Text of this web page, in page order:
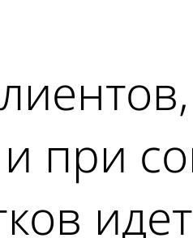
при